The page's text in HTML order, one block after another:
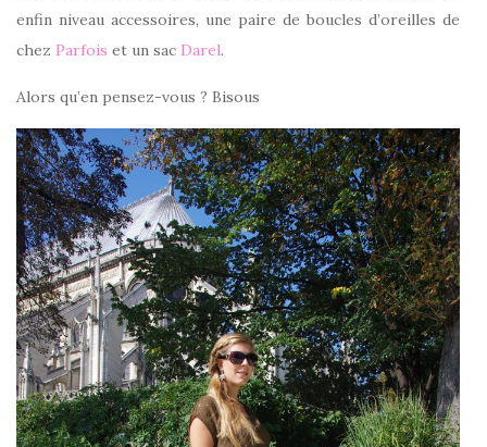
enfin niveau accessoires, une paire de boucles d’oreilles de
chez Parfois et un sac Darel.
Alors qu’en pensez-vous ? Bisous